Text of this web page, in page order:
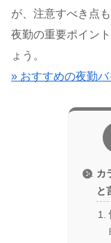
が、注意すべき点
夜勤の重要ポイン
ょう。
» おすすめの夜勤
カ
と